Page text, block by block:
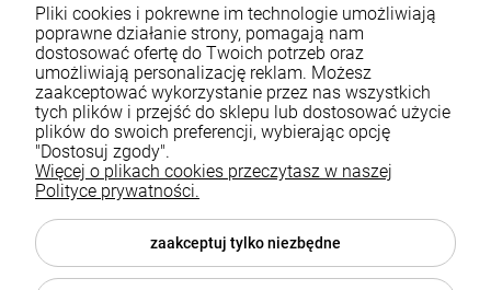
funkcjonalne i ciepłe. To połączenie dwóch pozornie różnych
estetyk daje wyjątkowy efekt – elegancki, ale nienachalny, prosty,
ale pełen charakteru.
Styl vintage a meble loftowe – dlaczego się tak świetnie
uzupełniają?
W świecie aranżacji wnętrz istnieje wiele inspiracji, ale jednym z
najciekawszych połączeń jest zestawienie mebli loftowych z
elementami w stylu vintage. Dlaczego to połączenie sprawdza się
Pliki cookies i pokrewne im technologie umożliwiają
poprawne działanie strony, pomagają nam
dostosować ofertę do Twoich potrzeb oraz
umożliwiają personalizację reklam. Możesz
zaakceptować wykorzystanie przez nas wszystkich
tych plików i przejść do sklepu lub dostosować użycie
plików do swoich preferencji, wybierając opcję
"Dostosuj zgody".
Więcej o plikach cookies przeczytasz w naszej
Polityce prywatności.
zaakceptuj tylko niezbędne